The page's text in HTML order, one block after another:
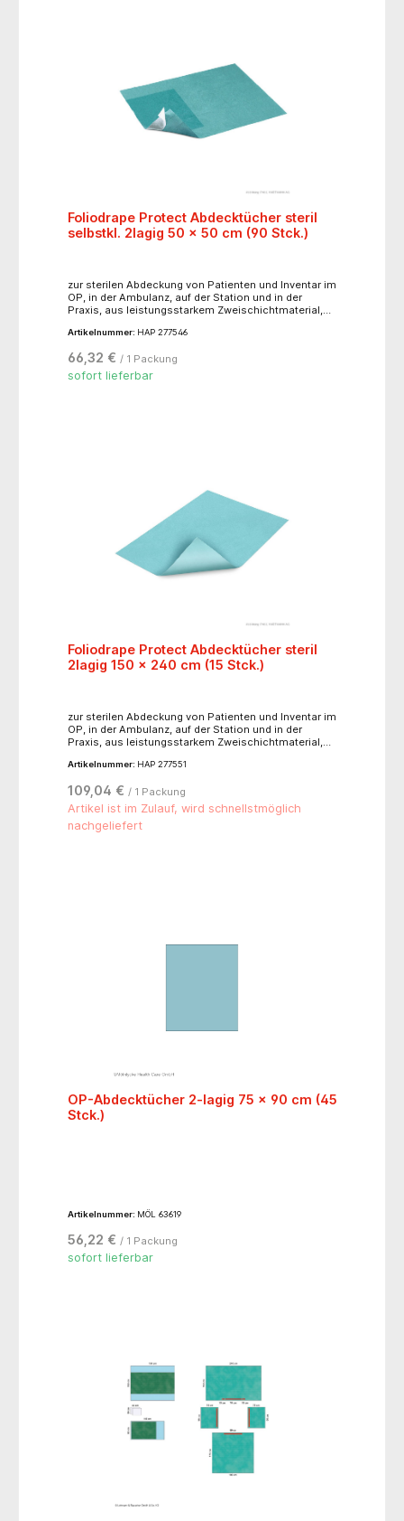
Foliodrape Protect Abdecktücher steril
selbstkl. 2lagig 50 x 50 cm (90 Stck.)
zur sterilen Abdeckung von Patienten und Inventar im
OP, in der Ambulanz, auf der Station und in der
Praxis, aus leistungsstarkem Zweischichtmaterial,
Fixierung und exakten Begrenzung des
und Keime, abriebfest und äußerst fusselarm, gut
drapierfähig, einzeln verpackt
Artikelnummer: HAP 277546
66,32 € / 1 Packung
sofort lieferbar
Foliodrape Protect Abdecktücher steril
2lagig 150 x 240 cm (15 Stck.)
zur sterilen Abdeckung von Patienten und Inventar im
OP, in der Ambulanz, auf der Station und in der
Praxis, aus leistungsstarkem Zweischichtmaterial,
und äußerst fusselarm, gut drapierfähig, einzeln
Artikelnummer: HAP 277551
109,04 € / 1 Packung
Artikel ist im Zulauf, wird schnellstmöglich
nachgeliefert
OP-Abdecktücher 2-lagig 75 x 90 cm (45
Stck.)
Artikelnummer: MÖL 63619
56,22 € / 1 Packung
sofort lieferbar